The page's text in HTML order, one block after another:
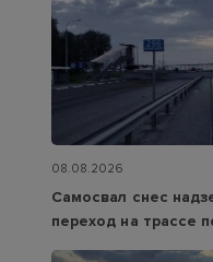
08.08.2026
Самосвал снес
переход на трассе